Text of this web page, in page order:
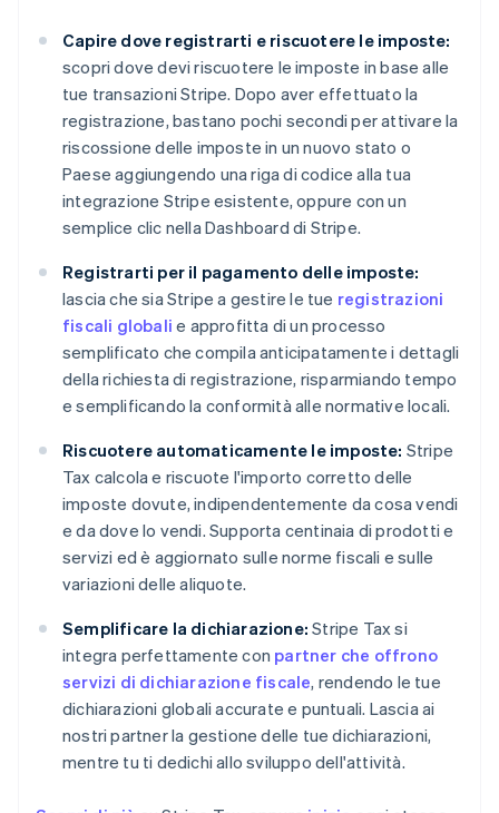
Capire dove registrarti e riscuotere le imposte:
scopri dove devi riscuotere le imposte in base alle
tue transazioni Stripe. Dopo aver effettuato la
registrazione, bastano pochi secondi per attivare la
riscossione delle imposte in un nuovo stato o
Paese aggiungendo una riga di codice alla tua
integrazione Stripe esistente, oppure con un
semplice clic nella Dashboard di Stripe.
Registrarti per il pagamento delle imposte:
lascia che sia Stripe a gestire le tue registrazioni
fiscali globali e approfitta di un processo
semplificato che compila anticipatamente i dettagli
della richiesta di registrazione, risparmiando tempo
e semplificando la conformità alle normative locali.
Riscuotere automaticamente le imposte: Stripe
Tax calcola e riscuote l'importo corretto delle
imposte dovute, indipendentemente da cosa vendi
e da dove lo vendi. Supporta centinaia di prodotti e
servizi ed è aggiornato sulle norme fiscali e sulle
variazioni delle aliquote.
Semplificare la dichiarazione: Stripe Tax si
integra perfettamente con partner che offrono
servizi di dichiarazione fiscale, rendendo le tue
dichiarazioni globali accurate e puntuali. Lascia ai
nostri partner la gestione delle tue dichiarazioni,
mentre tu ti dedichi allo sviluppo dell'attività.